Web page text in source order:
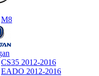
M8
CS35 2012-2016
EADO 2012-2016